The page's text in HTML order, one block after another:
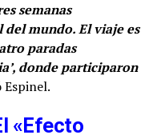
semanas
mundo. El viaje es
paradas
donde participaron
«Efecto